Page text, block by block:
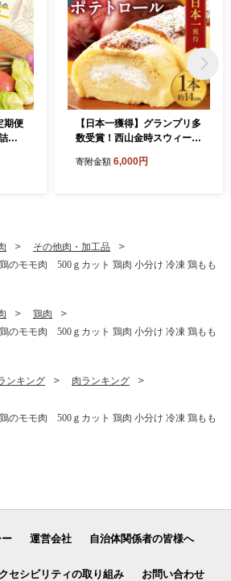
期便
め
き
【日本一獲得】グランプリ多
数受賞！西山金時スウィート
ご当地スイーツ お菓子 洋菓
寄附金額 6,000円
その他肉・加工品
のモモ肉 500ｇカット 鶏肉 小分け 冷凍 鶏もも
鶏肉
のモモ肉 500ｇカット 鶏肉 小分け 冷凍 鶏もも
ンキング
肉ランキング
のモモ肉 500ｇカット 鶏肉 小分け 冷凍 鶏もも
運営会社 自治体関係者の皆様へ
セシビリティの取り組み お問い合わせ